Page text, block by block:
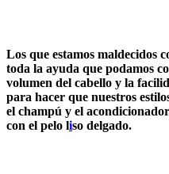
Los que estamos maldecidos
toda la ayuda que podamos
volumen del cabello y la
para hacer que nuestros
el champú y el
con el pelo liso delgado.